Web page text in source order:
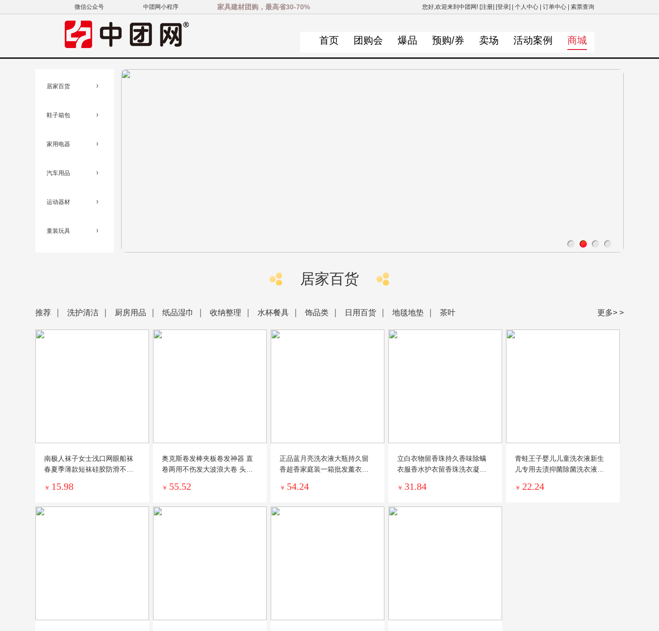
微信公众号 中团网小程序 家具建材团购，最高省30-70% 您好,欢迎来到中团网! [注册] [登录] 个人中心 订单中心 索票查询
首页 团购会 爆品 预购/券 卖场 活动案例 商城
居家百货
鞋子箱包
家用电器
汽车用品
运动器材
童装玩具
居家百货
推荐 洗护清洁 厨房用品 纸品湿巾 收纳整理 水杯餐具 饰品类 日用百货 地毯地垫 茶叶 更多> >
南极人袜子女士浅口网眼船袜
春夏季薄款短袜硅胶防滑不掉
￥ 15.98
奥克斯卷发棒夹板卷发神器 直
卷两用不伤发大波浪大卷 头发
￥ 55.52
正品蓝月亮洗衣液大瓶持久留
香超香家庭装一箱批发薰衣草
￥ 54.24
立白衣物留香珠持久香味除螨
衣服香水护衣留香珠洗衣凝珠
￥ 31.84
青蛙王子婴儿儿童洗衣液新生
儿专用去渍抑菌除菌洗衣液去
￥ 22.24